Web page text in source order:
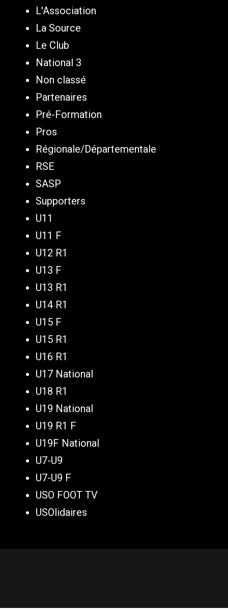
L'Association
La Source
Le Club
National 3
Non classé
Partenaires
Pré-Formation
Pros
Régionale/Départementale
RSE
SASP
Supporters
U11
U11 F
U12 R1
U13 F
U13 R1
U14 R1
U15 F
U15 R1
U16 R1
U17 National
U18 R1
U19 National
U19 R1 F
U19F National
U7-U9
U7-U9 F
USO FOOT TV
USOlidaires